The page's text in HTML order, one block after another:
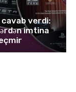
cavab verdi:
imtina